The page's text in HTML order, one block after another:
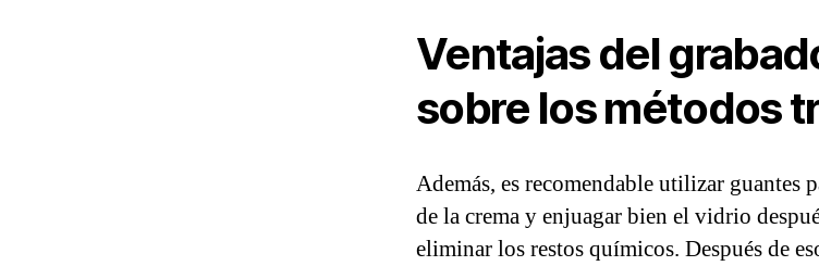
Ventajas del
sobre los métodos
Además, es recomendable utilizar guantes
de la crema y enjuagar bien el vidrio
eliminar los restos químicos. Después de